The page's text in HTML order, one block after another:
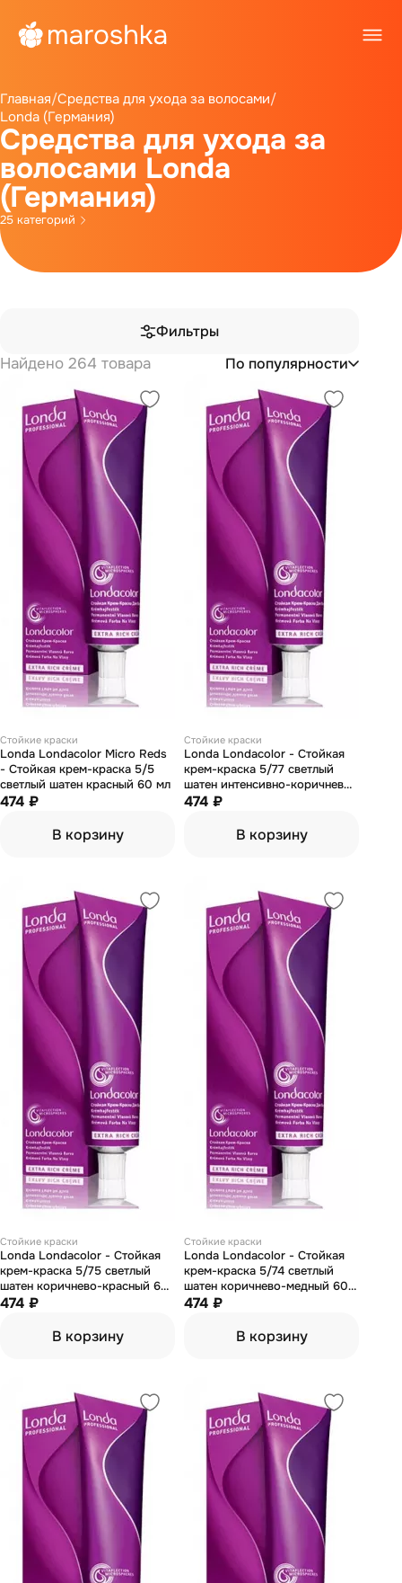
Главная/Средства для ухода за волосами/
Londa (Германия)
Средства для ухода за
волосами Londa
(Германия)
25 категорий
Фильтры
Найдено 264 товара
По популярности
Стойкие краски
Londa Londacolor Micro Reds
- Стойкая крем-краска 5/5
светлый шатен красный 60 мл
474 ₽
В корзину
Стойкие краски
Londa Londacolor - Стойкая
крем-краска 5/77 светлый
шатен интенсивно-коричневый
60 мл
474 ₽
В корзину
Стойкие краски
Londa Londacolor - Стойкая
крем-краска 5/75 светлый
шатен коричнево-красный 60
мл
474 ₽
В корзину
Стойкие краски
Londa Londacolor - Стойкая
крем-краска 5/74 светлый
шатен коричнево-медный 60
мл
474 ₽
В корзину